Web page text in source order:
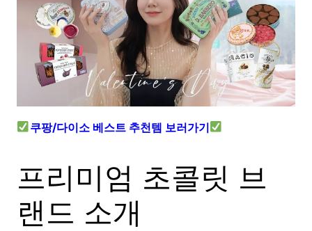
쿠팡/다이소 베스트 추천템 보러가기
프리미엄 초콜릿 브
랜드 소개